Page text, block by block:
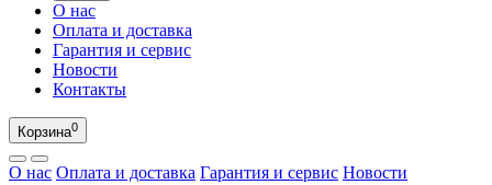
О нас
Оплата и доставка
Гарантия и сервис
Новости
Контакты
Корзина0
О нас Оплата и доставка Гарантия и сервис Новости